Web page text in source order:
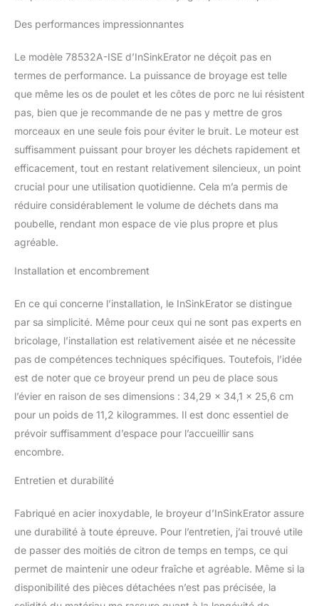
Des performances impressionnantes
Le modèle 78532A-ISE d’InSinkErator ne déçoit pas en
termes de performance. La puissance de broyage est telle
que même les os de poulet et les côtes de porc ne lui résistent
pas, bien que je recommande de ne pas y mettre de gros
morceaux en une seule fois pour éviter le bruit. Le moteur est
suffisamment puissant pour broyer les déchets rapidement et
efficacement, tout en restant relativement silencieux, un point
crucial pour une utilisation quotidienne. Cela m’a permis de
réduire considérablement le volume de déchets dans ma
poubelle, rendant mon espace de vie plus propre et plus
agréable.
Installation et encombrement
En ce qui concerne l’installation, le InSinkErator se distingue
par sa simplicité. Même pour ceux qui ne sont pas experts en
bricolage, l’installation est relativement aisée et ne nécessite
pas de compétences techniques spécifiques. Toutefois, l’idée
est de noter que ce broyeur prend un peu de place sous
l’évier en raison de ses dimensions : 34,29 x 34,1 x 25,6 cm
pour un poids de 11,2 kilogrammes. Il est donc essentiel de
prévoir suffisamment d’espace pour l’accueillir sans
encombre.
Entretien et durabilité
Fabriqué en acier inoxydable, le broyeur d’InSinkErator assure
une durabilité à toute épreuve. Pour l’entretien, j’ai trouvé utile
de passer des moitiés de citron de temps en temps, ce qui
permet de maintenir une odeur fraîche et agréable. Même si la
disponibilité des pièces détachées n’est pas précisée, la